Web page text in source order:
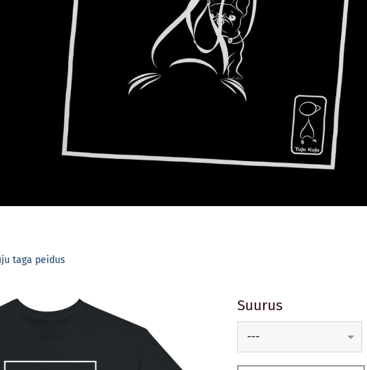
T-SÄRGID PUSAD RIIDEST KOTID
KINKEKAARDID
KONTAKTEERU
taga peidus
Suurus